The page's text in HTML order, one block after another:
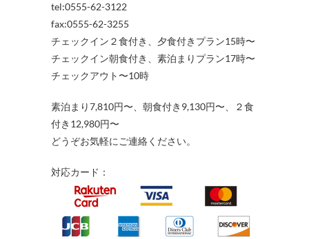
tel:0555-62-3122
fax:0555-62-3255
チェックイン２食付き、夕食付きプラン15時〜
チェックイン朝食付き、素泊まりプラン17時〜
チェックアウト〜10時
素泊まり7,810円〜、朝食付き9,130円〜、２食
付き12,980円〜
どうぞお気軽にご連絡ください。
対応カード：